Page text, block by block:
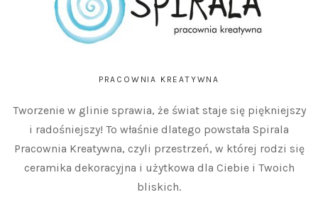
PRACOWNIA KREATYWNA
Tworzenie w glinie sprawia, że świat staje się piękniejszy
i radośniejszy! To właśnie dlatego powstała Spirala
Pracownia Kreatywna, czyli przestrzeń, w której rodzi się
ceramika dekoracyjna i użytkowa dla Ciebie i Twoich
bliskich.